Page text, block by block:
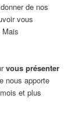
de nos
vous
vous présenter
nous apporte
et plus